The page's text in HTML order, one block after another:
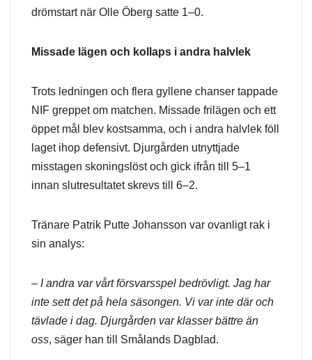
drömstart när Olle Öberg satte 1–0.
Missade lägen och kollaps i andra halvlek
Trots ledningen och flera gyllene chanser tappade
NIF greppet om matchen. Missade frilägen och ett
öppet mål blev kostsamma, och i andra halvlek föll
laget ihop defensivt. Djurgården utnyttjade
misstagen skoningslöst och gick ifrån till 5–1
innan slutresultatet skrevs till 6–2.
Tränare Patrik Putte Johansson var ovanligt rak i
sin analys:
– I andra var vårt försvarsspel bedrövligt. Jag har
inte sett det på hela säsongen. Vi var inte där och
tävlade i dag. Djurgården var klasser bättre än
oss, säger han till Smålands Dagblad.